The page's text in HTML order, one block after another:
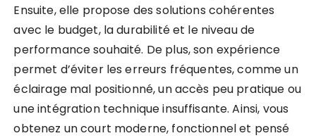
Ensuite, elle propose des solutions cohérentes
avec le budget, la durabilité et le niveau de
performance souhaité. De plus, son expérience
permet d’éviter les erreurs fréquentes, comme un
éclairage mal positionné, un accès peu pratique ou
une intégration technique insuffisante. Ainsi, vous
obtenez un court moderne, fonctionnel et pensé